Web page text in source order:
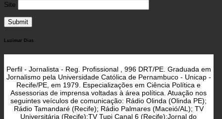
Site
Luzimar Dias
Perfil - Jornalista - Reg. Profissional , 996 DRT/PE. Graduada em
Jornalismo pela Universidade Católica de Pernambuco - Unicap -
Recife/PE, em 1979. Especializações em Ciência Política e
Assessorias de imprensa voltadas à área política. Atuação nos
seguintes veículos de comunicação: Rádio Olinda (Olinda PE);
Rádio Tamandaré (Recife); Rádio Palmares (Maceió/AL); TV
Universitária (Recife);TV Tupi Canal 6 (Recife);Jornal do